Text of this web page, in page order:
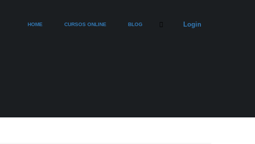
HOME CURSOS ONLINE BLOG Login